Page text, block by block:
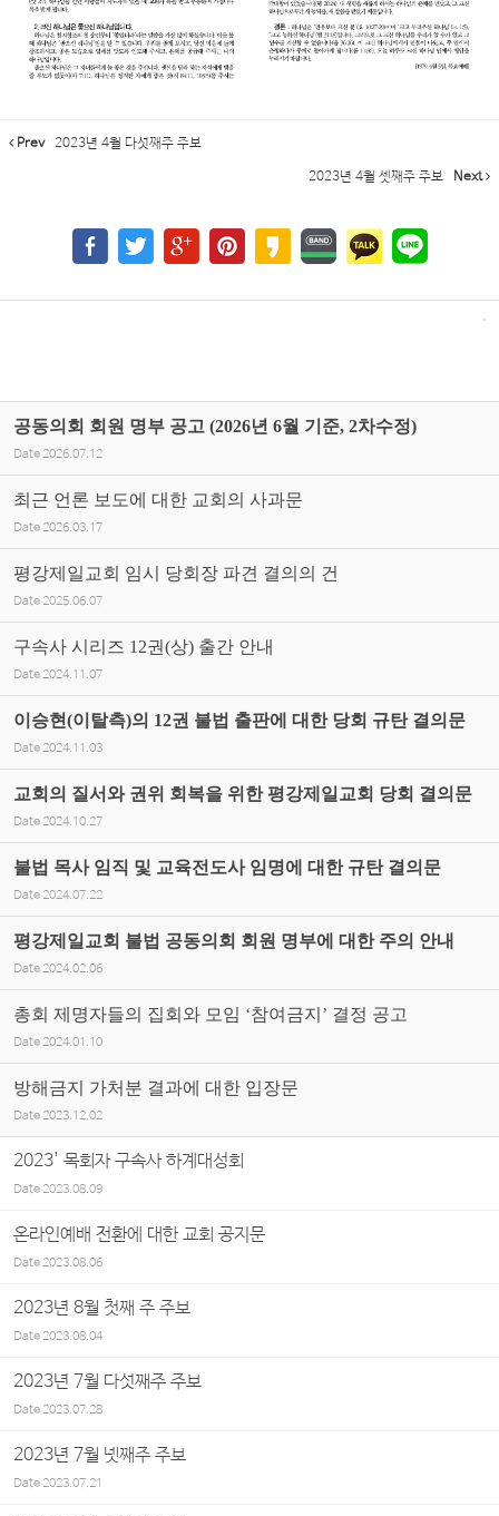
Prev 2023년 4월 다섯째주 주보
2023년 4월 셋째주 주보 Next
공동의회 회원 명부 공고 (2026년 6월 기준, 2차수정)
Date 2026.07.12
최근 언론 보도에 대한 교회의 사과문
Date 2026.03.17
평강제일교회 임시 당회장 파견 결의의 건
Date 2025.06.07
구속사 시리즈 12권(상) 출간 안내
Date 2024.11.07
이승현(이탈측)의 12권 불법 출판에 대한 당회 규탄 결의문
Date 2024.11.03
교회의 질서와 권위 회복을 위한 평강제일교회 당회 결의문
Date 2024.10.27
불법 목사 임직 및 교육전도사 임명에 대한 규탄 결의문
Date 2024.07.22
평강제일교회 불법 공동의회 회원 명부에 대한 주의 안내
Date 2024.02.06
총회 제명자들의 집회와 모임 ‘참여금지’ 결정 공고
Date 2024.01.10
방해금지 가처분 결과에 대한 입장문
Date 2023.12.02
2023' 목회자 구속사 하계대성회
Date2023.08.09
온라인예배 전환에 대한 교회 공지문
Date2023.08.06
2023년 8월 첫째 주 주보
Date2023.08.04
2023년 7월 다섯째주 주보
Date2023.07.28
2023년 7월 넷째주 주보
Date2023.07.21